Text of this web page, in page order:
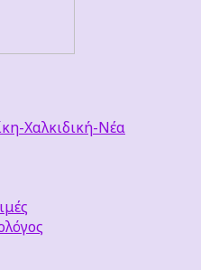
Χαλκιδική-Νέα